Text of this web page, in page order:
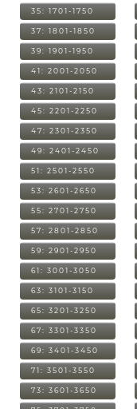
35: 1701-1750
37: 1801-1850
39: 1901-1950
41: 2001-2050
43: 2101-2150
45: 2201-2250
47: 2301-2350
49: 2401-2450
51: 2501-2550
53: 2601-2650
55: 2701-2750
57: 2801-2850
59: 2901-2950
61: 3001-3050
63: 3101-3150
65: 3201-3250
67: 3301-3350
69: 3401-3450
71: 3501-3550
73: 3601-3650